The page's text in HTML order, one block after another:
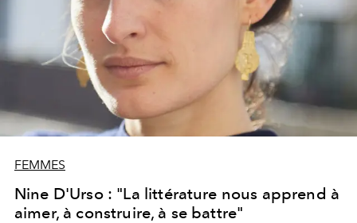
FEMMES
Nine D'Urso : "La littérature nous apprend à
aimer, à construire, à se battre"